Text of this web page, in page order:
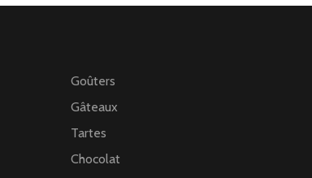
Goûters
Gâteaux
Tartes
Chocolat